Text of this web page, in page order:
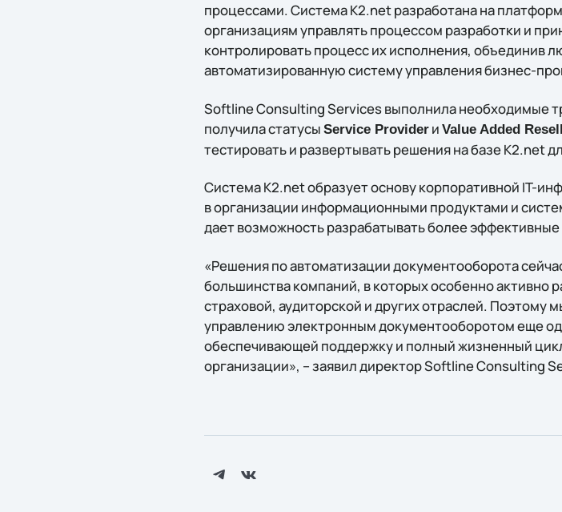
процессами. Система K2.net разработана на
организациям управлять процессом разработки и
контролировать процесс их исполнения,
автоматизированную систему управления бизнес-
Softline Consulting Services выполнила необходимые
получила статусы Service Providerи Value Added
тестировать и развертывать решения на базе K2.net
Система K2.net образует основу корпоративной IT-
в организации информационными продуктами и
дает возможность разрабатывать более
«Решения по автоматизации документооборота
большинства компаний, в которых особенно активно
страховой, аудиторской и других отраслей.
управлению электронным документооборотом еще
обеспечивающей поддержку и полный жизненный
организации», – заявил директор Softline Consulting